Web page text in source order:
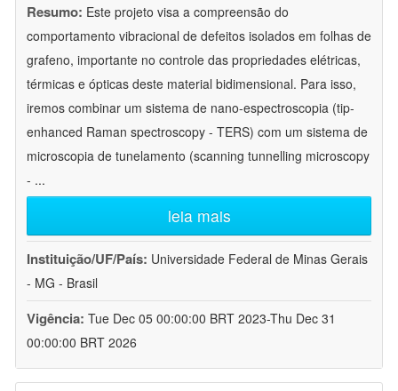
Resumo: Este projeto visa a compreensão do
comportamento vibracional de defeitos isolados em folhas de
grafeno, importante no controle das propriedades elétricas,
térmicas e ópticas deste material bidimensional. Para isso,
iremos combinar um sistema de nano-espectroscopia (tip-
enhanced Raman spectroscopy - TERS) com um sistema de
microscopia de tunelamento (scanning tunnelling microscopy
- ...
leia mais
Instituição/UF/País: Universidade Federal de Minas Gerais
- MG - Brasil
Vigência: Tue Dec 05 00:00:00 BRT 2023-Thu Dec 31
00:00:00 BRT 2026